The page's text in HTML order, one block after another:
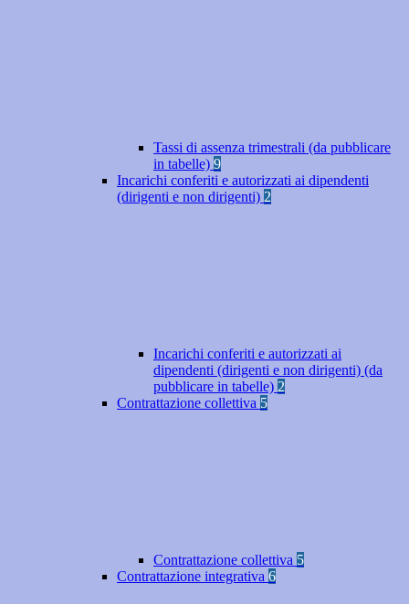
Tassi di assenza trimestrali (da pubblicare
in tabelle) 9
Incarichi conferiti e autorizzati ai dipendenti
(dirigenti e non dirigenti) 2
Incarichi conferiti e autorizzati ai
dipendenti (dirigenti e non dirigenti) (da
pubblicare in tabelle) 2
Contrattazione collettiva 5
Contrattazione collettiva 5
Contrattazione integrativa 6